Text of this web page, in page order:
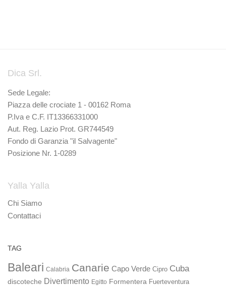
Dica Srl.
Sede Legale:
Piazza delle crociate 1 - 00162 Roma
P.Iva e C.F. IT13366331000
Aut. Reg. Lazio Prot. GR744549
Fondo di Garanzia "il Salvagente"
Posizione Nr. 1-0289
Yalla Yalla
Chi Siamo
Contattaci
TAG
Baleari Calabria Canarie Capo Verde Cipro Cuba
discoteche Divertimento Egitto Formentera Fuerteventura